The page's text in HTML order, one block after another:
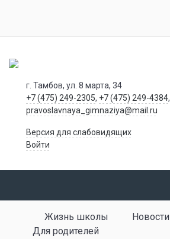
г. Тамбов, ул. 8 марта, 34
+7 (475) 249-2305, +7 (475) 249-4384,
pravoslavnaya_gimnaziya@mail.ru
Версия для слабовидящих
Войти
Жизнь школы
Новости
Для родителей